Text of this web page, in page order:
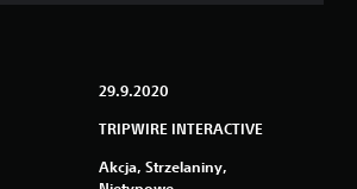
29.9.2020
TRIPWIRE INTERACTIVE
Akcja, Strzelaniny,